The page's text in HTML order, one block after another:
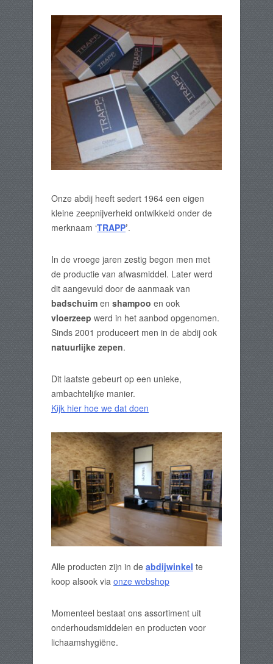
Onze abdij heeft sedert 1964 een eigen
kleine zeepnijverheid ontwikkeld onder de
merknaam ‘TRAPP’.
In de vroege jaren zestig begon men met
de productie van afwasmiddel. Later werd
dit aangevuld door de aanmaak van
badschuim en shampoo en ook
vloerzeep werd in het aanbod opgenomen.
Sinds 2001 produceert men in de abdij ook
natuurlijke zepen.
Dit laatste gebeurt op een unieke,
ambachtelijke manier.
Kijk hier hoe we dat doen
Alle producten zijn in de abdijwinkel te
koop alsook via onze webshop
Momenteel bestaat ons assortiment uit
onderhoudsmiddelen en producten voor
lichaamshygiëne.